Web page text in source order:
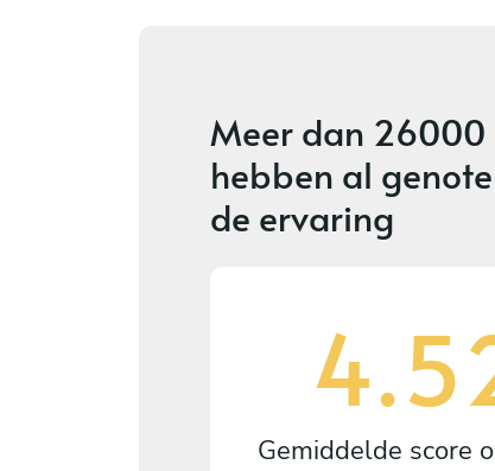
Meer dan 26000
hebben al
de ervaring
Gemiddelde score